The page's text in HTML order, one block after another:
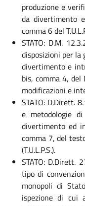
produzione e
da divertimento
comma 6 del
STATO: D.M.
disposizioni per la
divertimento e
bis, comma 4, del
modificazioni e
STATO: D.Dirett.
e metodologie
divertimento ed
comma 7, del
(T.U.L.P.S.).
STATO: D.Dirett.
tipo di
monopoli di
ispezione di cui